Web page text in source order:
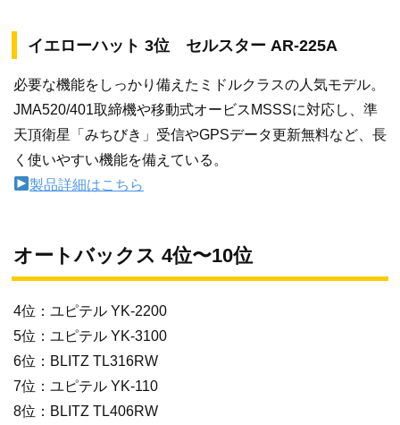
イエローハット 3位 セルスター AR-225A
必要な機能をしっかり備えたミドルクラスの人気モデル。
JMA520/401取締機や移動式オービスMSSSに対応し、準
天頂衛星「みちびき」受信やGPSデータ更新無料など、長
く使いやすい機能を備えている。
製品詳細はこちら
オートバックス 4位〜10位
4位：ユピテル YK-2200
5位：ユピテル YK-3100
6位：BLITZ TL316RW
7位：ユピテル YK-110
8位：BLITZ TL406RW